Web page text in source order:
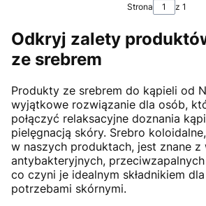
Strona z 1
Odkryj zalety
ze srebrem
Produkty ze srebrem do kąpieli od
wyjątkowe rozwiązanie dla osób,
połączyć relaksacyjne doznania
pielęgnacją skóry. Srebro
w naszych produktach, jest znane z
antybakteryjnych,
co czyni je idealnym składnikiem
potrzebami skórnymi.